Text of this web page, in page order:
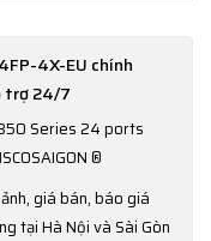
4X-EU chính
trợ 24/7
Series 24 ports
®
giá bán, báo giá
tại Hà Nội và Sài Gòn